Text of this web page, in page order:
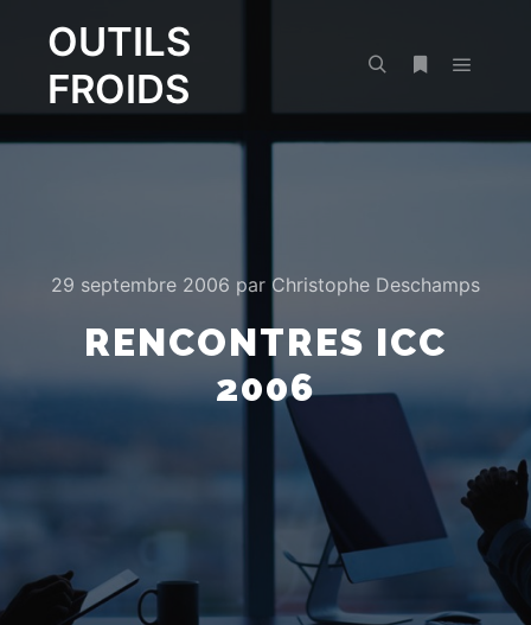
OUTILS
FROIDS
29 septembre 2006 par Christophe Deschamps
RENCONTRES ICC
2006